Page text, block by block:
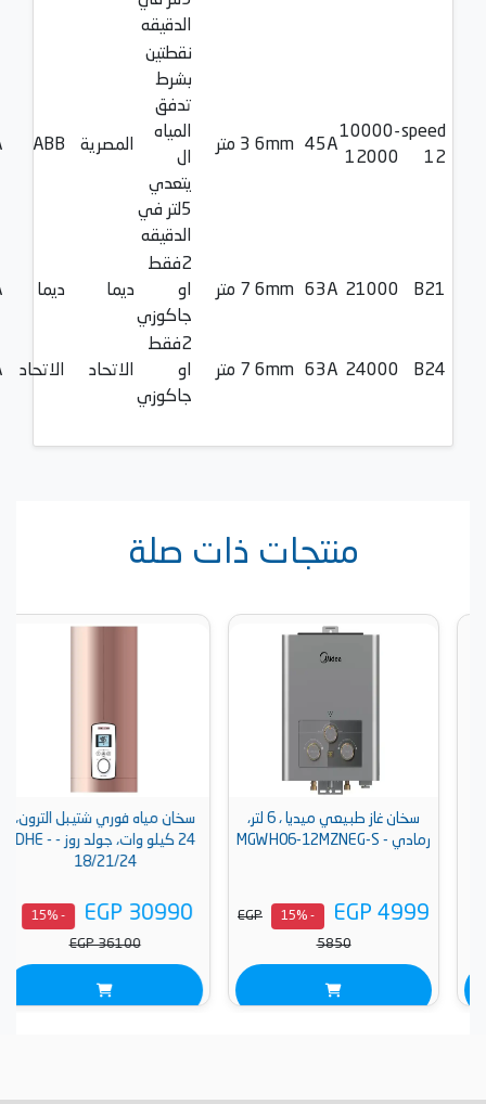
الدقيقه
speed
12
10000-
12000
45A
6mm 3 متر
نقطتين
بشرط
تدفق
المياه
ال
يتعدي
5لتر في
الدقيقه
المصرية ABB
B21
21000
63A
6mm 7 متر
2فقط
او
جاكوزي
ديما ديما
B24
24000
63A
6mm 7 متر
2فقط
او
جاكوزي
الاتحاد الاتحاد
منتجات ذات صلة
سخان غاز طبيعي ميديا ، 6 لتر،
رمادي - MGWH06-12MZNEG-S
EGP 4999
- 15%
EGP
5850
سخان مياه فوري شتيبل الترون،
24 كيلو وات، جولد روز - DHE -
18/21/24
EGP 30990
- 15%
EGP 36100